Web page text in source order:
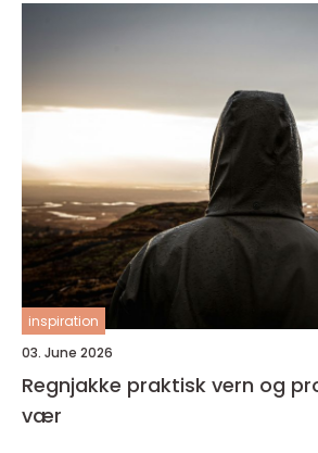
inspiration
03. June 2026
Regnjakke praktisk vern og profil i alt slags
vær